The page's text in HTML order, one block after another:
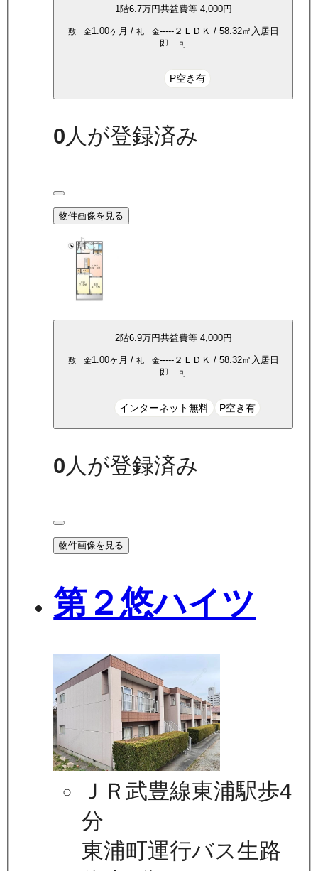
1階6.7万円共益費等 4,000円
敷 金1.00ヶ月 / 礼 金-----２ＬＤＫ / 58.32㎡ 入居日
即 可
P空き有
0人が登録済み
物件画像を見る
2階6.9万円共益費等 4,000円
敷 金1.00ヶ月 / 礼 金-----２ＬＤＫ / 58.32㎡ 入居日
即 可
インターネット無料 P空き有
0 人が登録済み
物件画像を見る
第２悠ハイツ
ＪＲ武豊線東浦駅歩4
分
東浦町運行バス生路